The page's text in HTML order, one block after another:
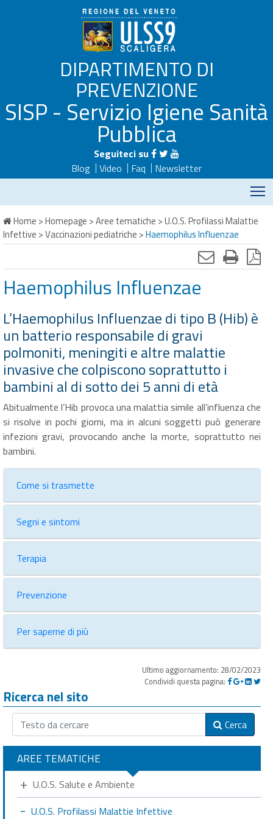
DIPARTIMENTO DI
PREVENZIONE
SISP - Servizio Igiene Sanità
Pubblica
Seguiteci su
Blog
Video Faq
Newsletter
Home >Homepage >Aree tematiche >U.O.S. Profilassi Malattie
Infettive >Vaccinazioni pediatriche >Haemophilus Influenzae
Haemophilus Influenzae
L’Haemophilus Influenzae di tipo B (Hib) è
un batterio responsabile di gravi
polmoniti, meningiti e altre malattie
invasive che colpiscono soprattutto i
bambini al di sotto dei 5 anni di età
Abitualmente l’Hib provoca una malattia simile all’influenza che
si risolve in pochi giorni, ma in alcuni soggetti può generare
infezioni gravi, provocando anche la morte, soprattutto nei
bambini.
Come si trasmette
Segni e sintomi
Terapia
Prevenzione
Per saperne di più
Ultimo aggiornamento: 28/02/2023
Condividi questa pagina:
Ricerca nel sito
Cerca
AREE TEMATICHE
U.O.S. Salute e Ambiente
U.O.S. Profilassi Malattie Infettive